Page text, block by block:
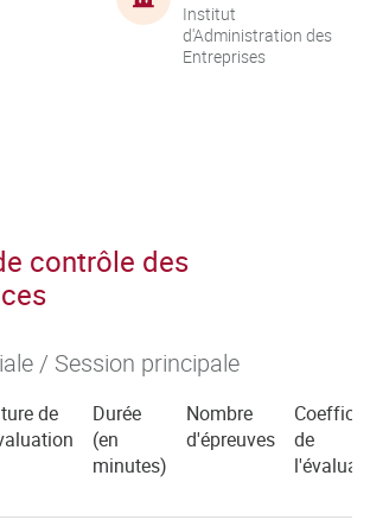
Institut
d'Administration des
Entreprises
contrôle des
/ Session principale
de
Durée
(en
minutes)
Nombre
d'épreuves
de